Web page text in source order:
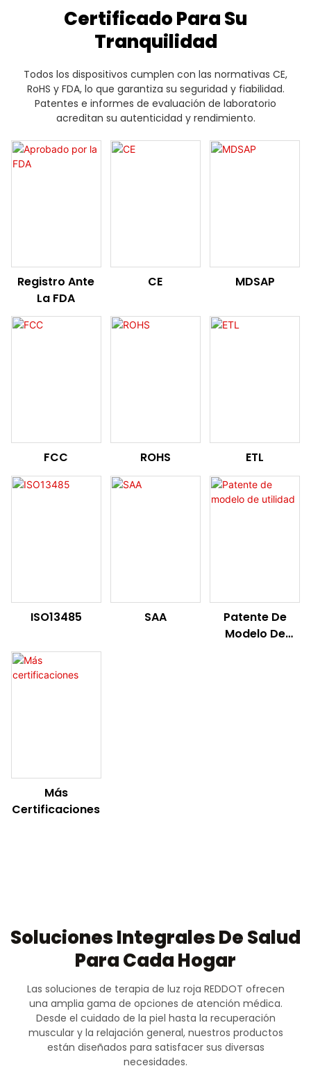
Certificado Para Su
Tranquilidad
Todos los dispositivos cumplen con las normativas CE,
RoHS y FDA, lo que garantiza su seguridad y fiabilidad.
Patentes e informes de evaluación de laboratorio
acreditan su autenticidad y rendimiento.
Registro Ante
La FDA
CE MDSAP
FCC ROHS ETL
ISO13485 SAA
Patente De
Modelo De
Más
Certificaciones
Soluciones Integrales De Salud
Para Cada Hogar
Las soluciones de terapia de luz roja REDDOT ofrecen
una amplia gama de opciones de atención médica.
Desde el cuidado de la piel hasta la recuperación
muscular y la relajación general, nuestros productos
están diseñados para satisfacer sus diversas
necesidades.